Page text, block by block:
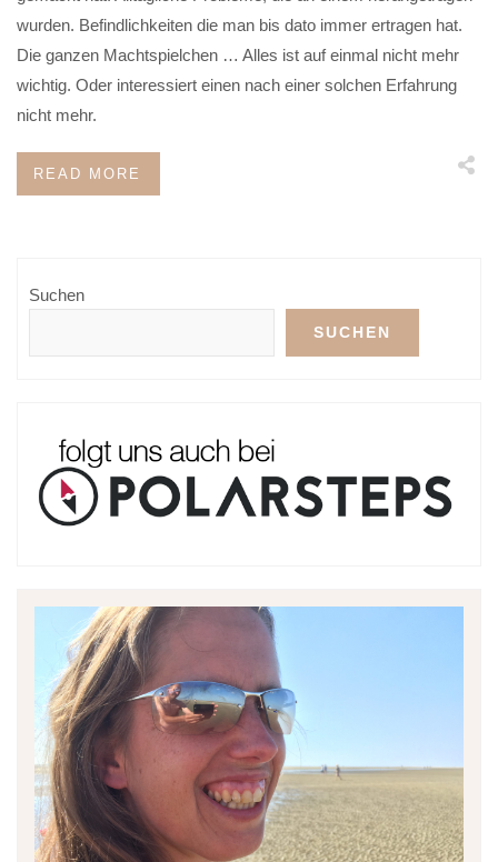
wurden. Befindlichkeiten die man bis dato immer ertragen hat.
Die ganzen Machtspielchen … Alles ist auf einmal nicht mehr
wichtig. Oder interessiert einen nach einer solchen Erfahrung
nicht mehr.
READ MORE
Suchen
SUCHEN